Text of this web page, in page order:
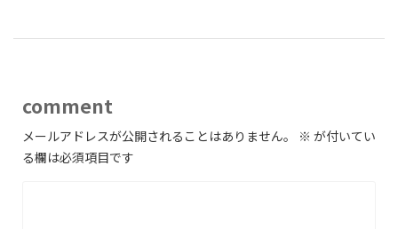
comment
メールアドレスが公開されることはありません。 ※ が付いてい
る欄は必須項目です